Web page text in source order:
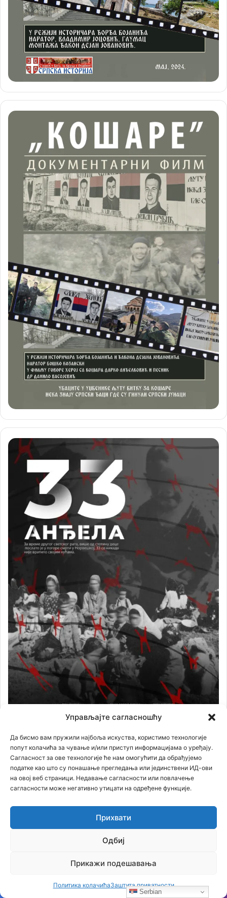
Управљајте сагласношћу
Да бисмо вам пружили најбоља искуства, користимо технологије
попут колачића за чување и/или приступ информацијама о уређају.
Сагласност за ове технологије ће нам омогућити да обрађујемо
податке као што су понашање прегледања или јединствени ИД-ови
на овој веб страници. Недавање сагласности или повлачење
сагласности може негативно утицати на одређене функције.
Прихвати
Одбиј
Прикажи подешавања
Политика колачићаЗаштита приватности
Филм
Serbian